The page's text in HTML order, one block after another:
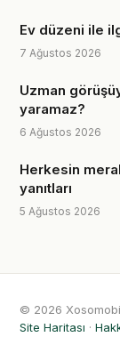
Ev düzeni ile
7 Ağustos 2026
Uzman
yaramaz?
6 Ağustos 2026
Herkesin
yanıtları
5 Ağustos 2026
© 2026 Xosomobi.
Site Haritası ·